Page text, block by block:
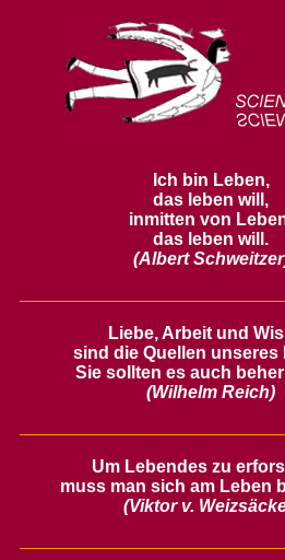
Ich bin Leben,
das leben will,
inmitten von
das leben will.
(Albert
Liebe, Arbeit und
sind die Quellen unseres
Sie sollten es auch
(Wilhelm Reich)
Um Lebendes zu
muss man sich am Leben
(Viktor v.